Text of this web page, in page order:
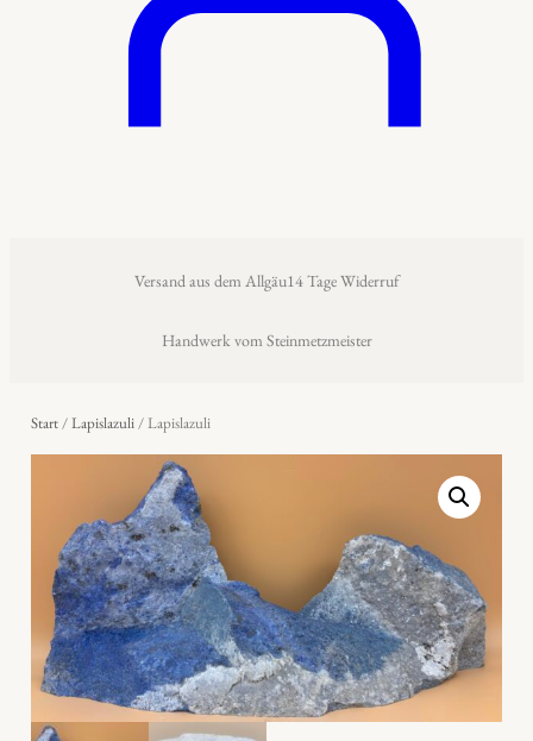
Versand aus dem Allgäu14 Tage Widerruf
Handwerk vom Steinmetzmeister
Start/Lapislazuli/ Lapislazuli